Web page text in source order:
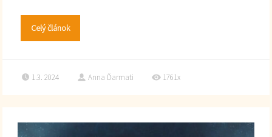
Celý článok
1.3. 2024 Anna Ďarmati 1761x